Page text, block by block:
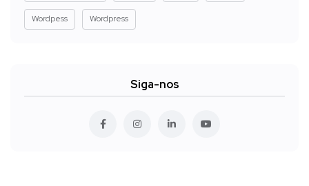
Wordpess Wordpress
Siga-nos